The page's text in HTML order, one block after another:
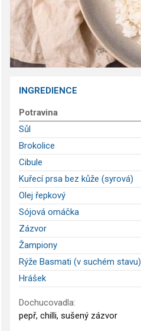
INGREDIENCE
Potravina
Sůl
Brokolice
Cibule
Kuřecí prsa bez kůže (syrová)
Olej řepkový
Sójová omáčka
Zázvor
Žampiony
Rýže Basmati (v suchém stavu)
Hrášek
Dochucovadla:
pepř, chilli, sušený zázvor